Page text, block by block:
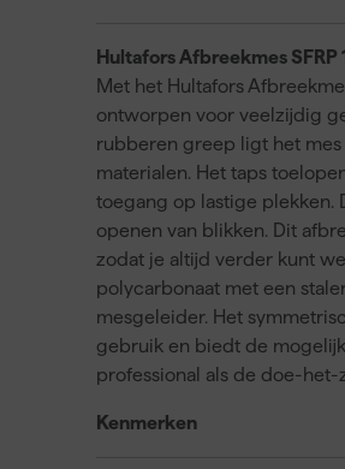
Hultafors Afbreekmes SFRP
Met het Hultafors
ontworpen voor veelzijdig
rubberen greep ligt het
materialen. Het taps
toegang op lastige plekken.
openen van blikken. Dit
zodat je altijd verder kunt
polycarbonaat met een
mesgeleider. Het
gebruik en biedt de
professional als de doe-het-
Kenmerken